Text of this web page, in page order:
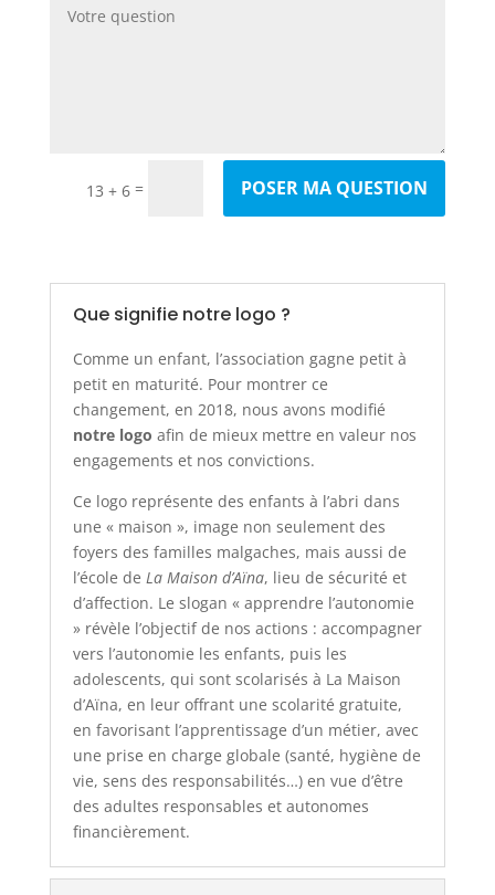
13 + 6 = POSER MA QUESTION
Que signifie notre logo ?
Comme un enfant, l’association gagne petit à
petit en maturité. Pour montrer ce
changement, en 2018, nous avons modifié
notre logo afin de mieux mettre en valeur nos
engagements et nos convictions.
Ce logo représente des enfants à l’abri dans
une « maison », image non seulement des
foyers des familles malgaches, mais aussi de
l’école de La Maison d’Aïna, lieu de sécurité et
d’affection. Le slogan « apprendre l’autonomie
» révèle l’objectif de nos actions : accompagner
vers l’autonomie les enfants, puis les
adolescents, qui sont scolarisés à La Maison
d’Aïna, en leur offrant une scolarité gratuite,
en favorisant l’apprentissage d’un métier, avec
une prise en charge globale (santé, hygiène de
vie, sens des responsabilités…) en vue d’être
des adultes responsables et autonomes
financièrement.